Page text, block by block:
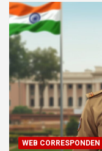
WEB CORRESPONDEN